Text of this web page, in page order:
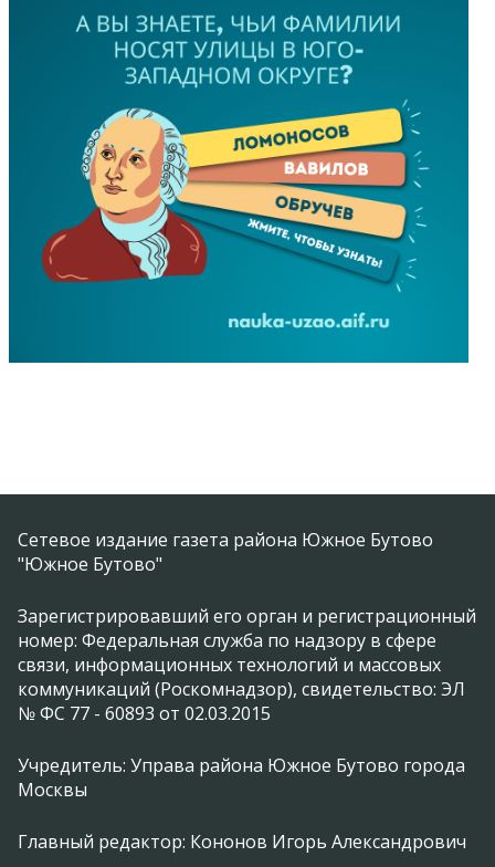
Сетевое издание газета района Южное Бутово
"Южное Бутово"
Зарегистрировавший его орган и регистрационный
номер: Федеральная служба по надзору в сфере
связи, информационных технологий и массовых
коммуникаций (Роскомнадзор), свидетельство: ЭЛ
№ ФС 77 - 60893 от 02.03.2015
Учредитель: Управа района Южное Бутово города
Москвы
Главный редактор: Кононов Игорь Александрович